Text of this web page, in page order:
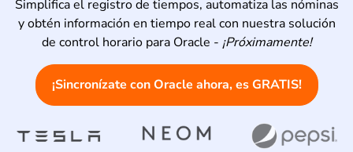
Simplifica el registro de tiempos, automatiza las nóminas
y obtén información en tiempo real con nuestra solución
de control horario para Oracle - ¡Próximamente!
¡Sincronízate con Oracle ahora, es GRATIS!